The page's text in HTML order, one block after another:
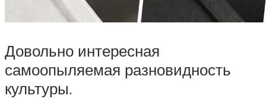
Довольно интересная
самоопыляемая разновидность
культуры.